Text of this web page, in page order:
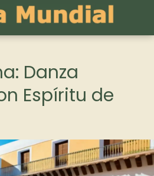
Danza
Espíritu de